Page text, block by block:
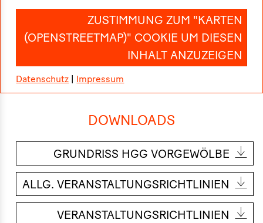
ZUSTIMMUNG ZUM "KARTEN
(OPENSTREETMAP)" COOKIE UM DIESEN
INHALT ANZUZEIGEN
Datenschutz Impressum
DOWNLOADS
GRUNDRISS HGG VORGEWÖLBE
ALLG. VERANSTALTUNGSRICHTLINIEN
VERANSTALTUNGSRICHTLINIEN